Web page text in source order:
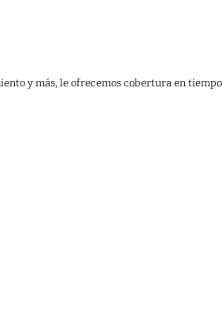
y más, le ofrecemos cobertura en